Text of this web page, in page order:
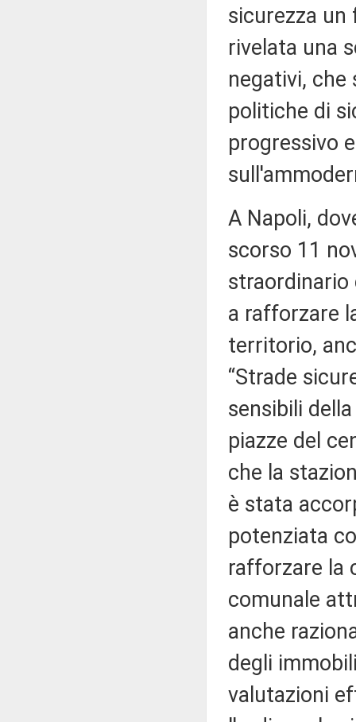
sicurezza
rivelata una
negativi,
politiche di
progressivo
A Napoli,
scorso 11
a rafforzare
territorio,
“Strade
sensibili
piazze del
che la
è stata
potenziata
rafforzare la
comunale
anche
degli
valutazioni